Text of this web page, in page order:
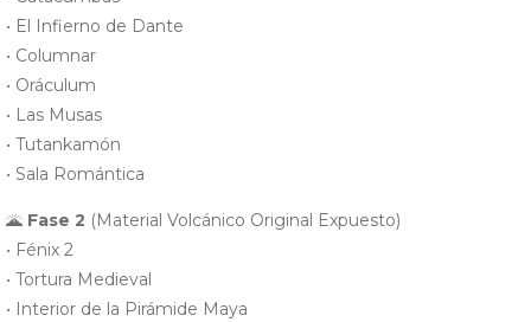
• El Infierno de Dante
• Columnar
• Oráculum
• Las Musas
• Tutankamón
• Sala Romántica
🌋 Fase 2 (Material Volcánico Original Expuesto)
• Fénix 2
• Tortura Medieval
• Interior de la Pirámide Maya